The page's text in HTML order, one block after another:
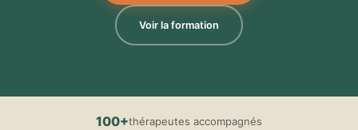
Voir la formation
100+thérapeutes accompagnés